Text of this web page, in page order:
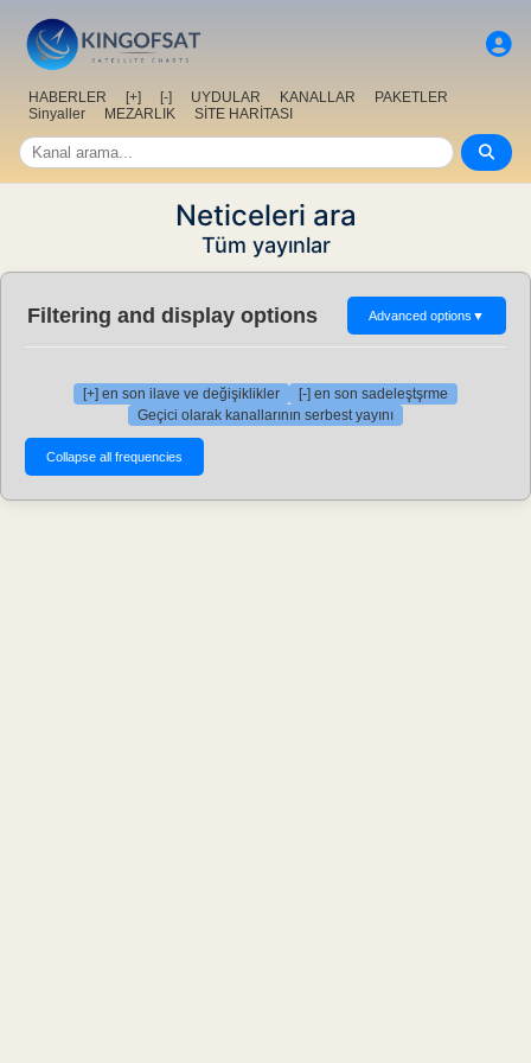
HABERLER [+] [-] UYDULAR KANALLAR
PAKETLER
Sinyaller
MEZARLIK SİTE HARİTASI
Neticeleri ara
Tüm yayınlar
Filtering and display options Advanced options ▼
[+] en son ilave ve değişiklikler
[-] en son sadeleştşrme
Geçici olarak kanallarının serbest yayını